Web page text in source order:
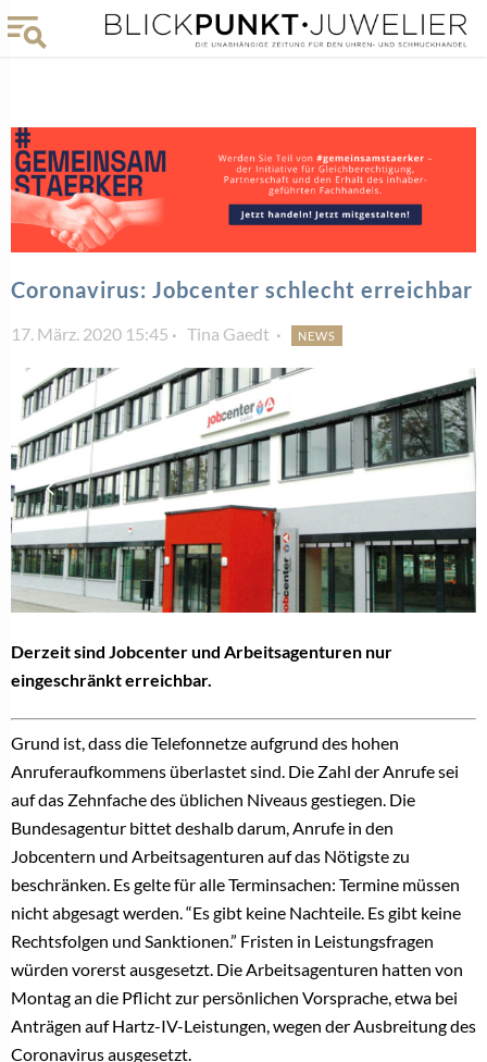
Coronavirus: Jobcenter schlecht erreichbar
17. März. 2020 15:45 Tina Gaedt NEWS
Derzeit sind Jobcenter und Arbeitsagenturen nur
eingeschränkt erreichbar.
Grund ist, dass die Telefonnetze aufgrund des hohen
Anruferaufkommens überlastet sind. Die Zahl der Anrufe sei
auf das Zehnfache des üblichen Niveaus gestiegen. Die
Bundesagentur bittet deshalb darum, Anrufe in den
Jobcentern und Arbeitsagenturen auf das Nötigste zu
beschränken. Es gelte für alle Terminsachen: Termine müssen
nicht abgesagt werden. “Es gibt keine Nachteile. Es gibt keine
Rechtsfolgen und Sanktionen.” Fristen in Leistungsfragen
würden vorerst ausgesetzt. Die Arbeitsagenturen hatten von
Montag an die Pflicht zur persönlichen Vorsprache, etwa bei
Anträgen auf Hartz-IV-Leistungen, wegen der Ausbreitung des
Coronavirus ausgesetzt.